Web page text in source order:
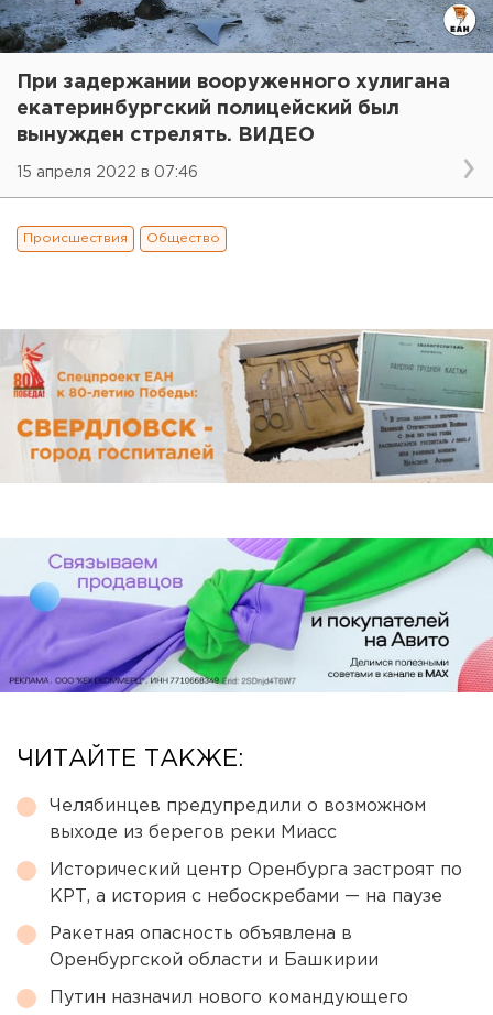
При задержании вооруженного хулигана
екатеринбургский полицейский был
вынужден стрелять. ВИДЕО
15 апреля 2022 в 07:46
Происшествия Общество
ЧИТАЙТЕ ТАКЖЕ:
Челябинцев предупредили о возможном
выходе из берегов реки Миасс
Исторический центр Оренбурга застроят по
КРТ, а история с небоскребами — на паузе
Ракетная опасность объявлена в
Оренбургской области и Башкирии
Путин назначил нового командующего